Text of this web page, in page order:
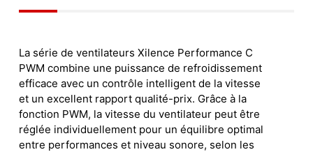
La série de ventilateurs Xilence Performance C
PWM combine une puissance de refroidissement
efficace avec un contrôle intelligent de la vitesse
et un excellent rapport qualité-prix. Grâce à la
fonction PWM, la vitesse du ventilateur peut être
réglée individuellement pour un équilibre optimal
entre performances et niveau sonore, selon les